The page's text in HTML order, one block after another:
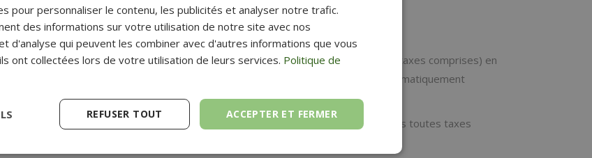
Les prix figurants sur les pages de Commande du Site sont des prix TTC (toutes taxes comprises) en
hors frais de livraison. Tout changement du taux légal de TVA sera automatiquement
récapitulatif de la commande avant la validation de cette dernière et sont exprimés toutes taxes
en supplément du prix de vente des articles.
pour personnaliser le contenu, les publicités et analyser notre trafic.
des informations sur votre utilisation de notre site avec nos
d'analyse qui peuvent les combiner avec d'autres informations que vous
ont collectées lors de votre utilisation de leurs services. Politique de
ACCEPTER ET FERMER
REFUSER TOUT